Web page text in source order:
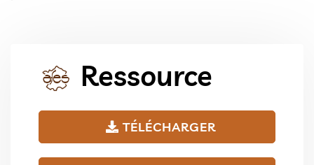
Ressource
TÉLÉCHARGER